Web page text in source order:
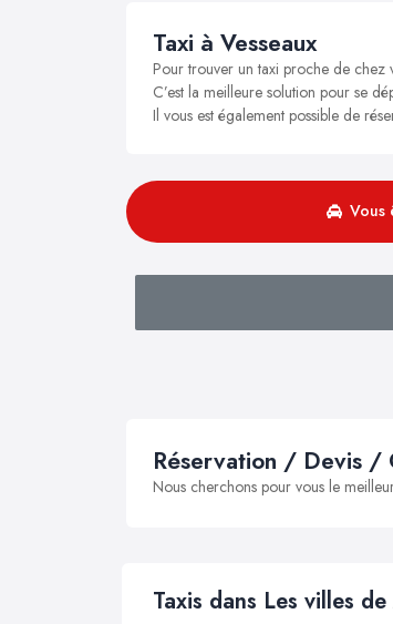
Taxi à Vesseaux
Pour trouver un taxi proche de chez
C’est la meilleure solution pour se
Il vous est également possible de
Vous
Réservation / Devis /
Nous cherchons pour vous le
Taxis dans Les villes